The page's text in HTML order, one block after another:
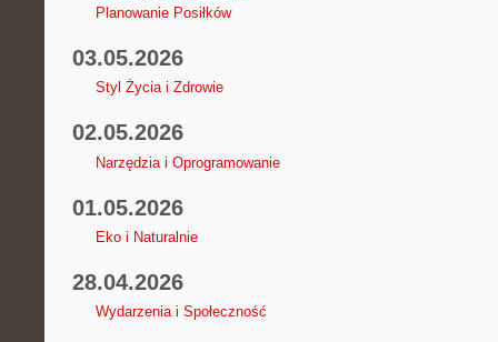
Planowanie Posiłków
03.05.2026
Styl Życia i Zdrowie
02.05.2026
Narzędzia i Oprogramowanie
01.05.2026
Eko i Naturalnie
28.04.2026
Wydarzenia i Społeczność